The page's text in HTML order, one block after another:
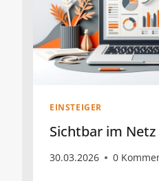
EINSTEIGER
Sichtbar im Netz
30.03.2026 0